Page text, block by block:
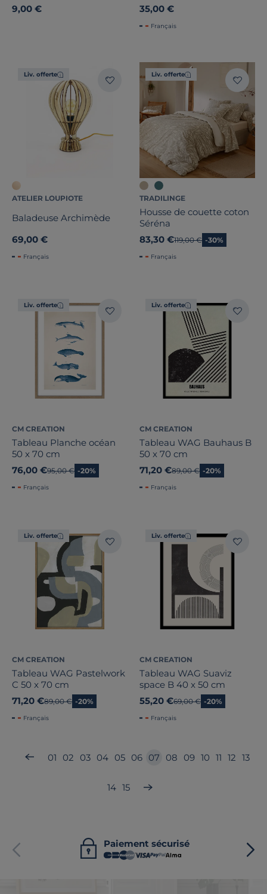
9,00 €
35,00 €
Français
Liv. offerte
ATELIER LOUPIOTE
Baladeuse Archimède
69,00 €
Français
Liv. offerte
TRADILINGE
Housse de couette coton
Séréna
83,30 €Ancien prix
119,00 € -30%
Français
Liv. offerte
CM CREATION
Tableau Planche océan
50 x 70 cm
76,00 €Ancien prix
95,00 € -20%
Français
Liv. offerte
CM CREATION
Tableau WAG Bauhaus B
50 x 70 cm
71,20 €Ancien prix
89,00 € -20%
Français
Liv. offerte
CM CREATION
Tableau WAG Pastelwork
C 50 x 70 cm
71,20 €Ancien prix
89,00 € -20%
Français
Liv. offerte
CM CREATION
Tableau WAG Suaviz
space B 40 x 50 cm
55,20 €Ancien prix
69,00 € -20%
Français
01 02 03 04 05 06 07 08 09 10 11 12 13
14 15
Paiement sécurisé